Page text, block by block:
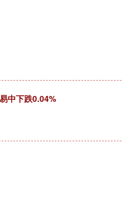
中下跌0.04%